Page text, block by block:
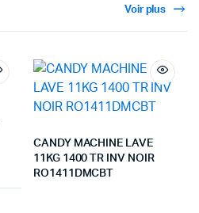
Voir plus
CANDY MACHINE LAVE
11KG 1400 TR INV NOIR
RO1411DMCBT